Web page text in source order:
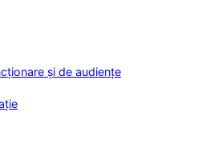
și de audiențe